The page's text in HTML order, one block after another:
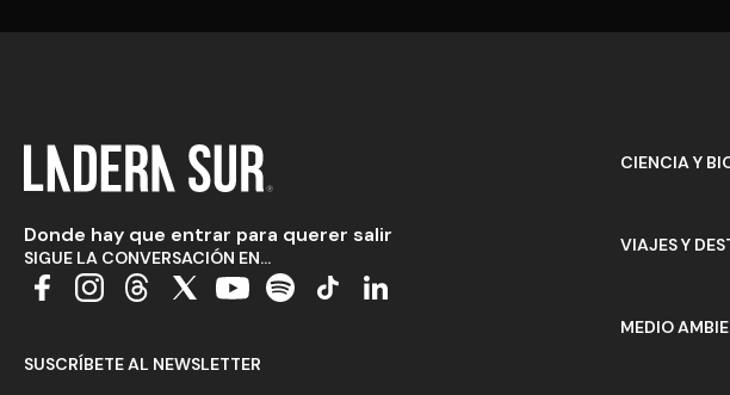
Donde hay que entrar para querer salir
SIGUE LA CONVERSACIÓN EN...
SUSCRÍBETE AL NEWSLETTER
CIENCIA Y
VIAJES Y
MEDIO